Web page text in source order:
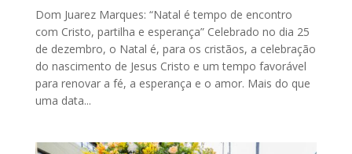
Dom Juarez Marques: “Natal é tempo de encontro
com Cristo, partilha e esperança” Celebrado no dia 25
de dezembro, o Natal é, para os cristãos, a celebração
do nascimento de Jesus Cristo e um tempo favorável
para renovar a fé, a esperança e o amor. Mais do que
uma data...